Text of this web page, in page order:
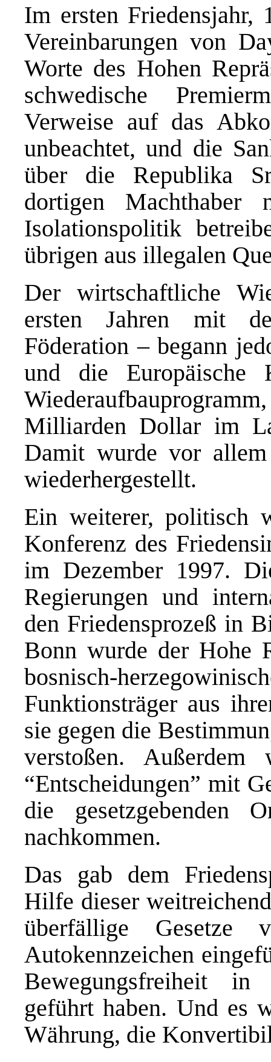
Im ersten Friedensjahr,
Vereinbarungen von
Worte des Hohen
schwedische
Verweise auf das
unbeachtet, und die
über die Republika
dortigen
Isolationspolitik
übrigen aus illegalen
Der wirtschaftliche
ersten Jahren mit
Föderation – begann
und die Europäische
Milliarden Dollar im
Damit wurde vor
wiederhergestellt.
Ein weiterer, politisch
Konferenz des
im Dezember 1997.
Regierungen und
den Friedensprozeß in
Bonn wurde der Hohe
bosnisch-
Funktionsträger aus
sie gegen die
verstoßen.
“Entscheidungen” mit
die gesetzgebenden
nachkommen.
Das gab dem
Hilfe dieser
überfällige Gesetze
Autokennzeichen
Bewegungsfreiheit
geführt haben. Und es
Währung, die